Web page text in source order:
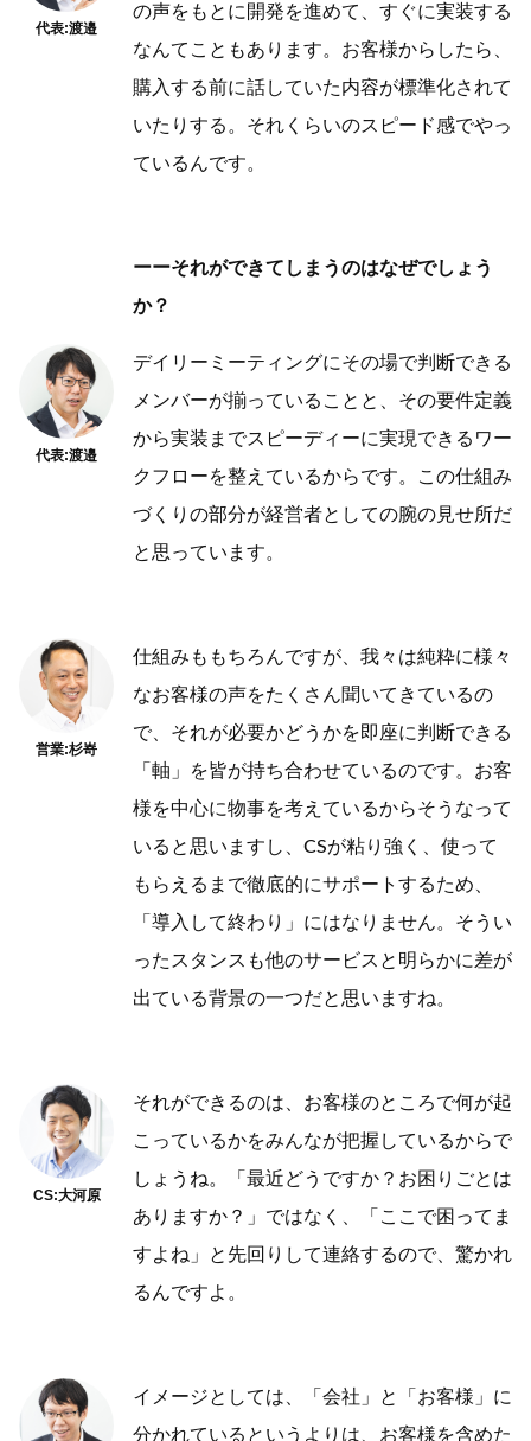
代表:渡邉
の声をもとに開発を進めて、すぐに実装する
なんてこともあります。お客様からしたら、
購入する前に話していた内容が標準化されて
いたりする。それくらいのスピード感でやっ
ているんです。
ーーそれができてしまうのはなぜでしょう
か？
代表:渡邉
デイリーミーティングにその場で判断できる
メンバーが揃っていることと、その要件定義
から実装までスピーディーに実現できるワー
クフローを整えているからです。この仕組み
づくりの部分が経営者としての腕の見せ所だ
と思っています。
営業:杉嵜
仕組みももちろんですが、我々は純粋に様々
なお客様の声をたくさん聞いてきているの
で、それが必要かどうかを即座に判断できる
「軸」を皆が持ち合わせているのです。お客
様を中心に物事を考えているからそうなって
いると思いますし、CSが粘り強く、使って
もらえるまで徹底的にサポートするため、
「導入して終わり」にはなりません。そうい
ったスタンスも他のサービスと明らかに差が
出ている背景の一つだと思いますね。
CS:大河原
それができるのは、お客様のところで何が起
こっているかをみんなが把握しているからで
しょうね。「最近どうですか？お困りごとは
ありますか？」ではなく、「ここで困ってま
すよね」と先回りして連絡するので、驚かれ
るんですよ。
イメージとしては、「会社」と「お客様」に
分かれているというよりは、お客様を含めた